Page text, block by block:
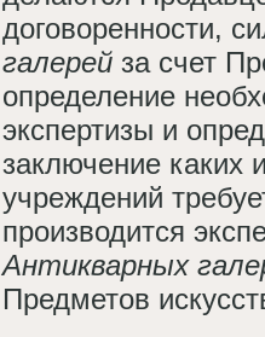
договоренности,
галерей за счет
определение
экспертизы и
заключение каких
учреждений
производится
Антикварных
Предметов